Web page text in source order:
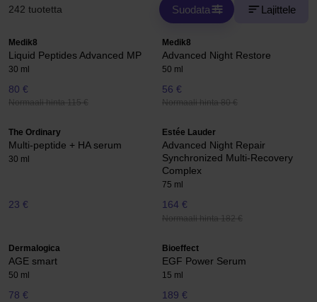
242 tuotetta Suodata Lajittele
Medik8
Liquid Peptides Advanced MP
30 ml
80 €
Normaali hinta 115 €
Medik8
Advanced Night Restore
50 ml
56 €
Normaali hinta 80 €
The Ordinary
Multi-peptide + HA serum
30 ml
23 €
Estée Lauder
Advanced Night Repair
Synchronized Multi-Recovery
Complex
75 ml
164 €
Normaali hinta 182 €
Dermalogica
AGE smart
50 ml
78 €
Bioeffect
EGF Power Serum
15 ml
189 €